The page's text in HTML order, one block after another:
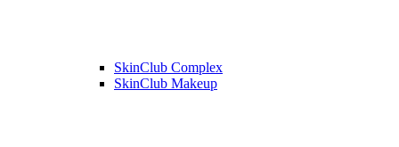
SkinClub Complex
SkinClub Makeup